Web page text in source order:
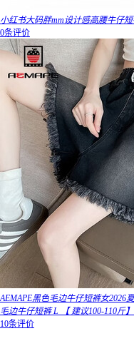
小红书大码胖mm设计感高腰牛仔
0条评价
AEMAPE黑色毛边牛仔短裤女2026
毛边牛仔短裤 L 【 建议100-110斤】
10条评价